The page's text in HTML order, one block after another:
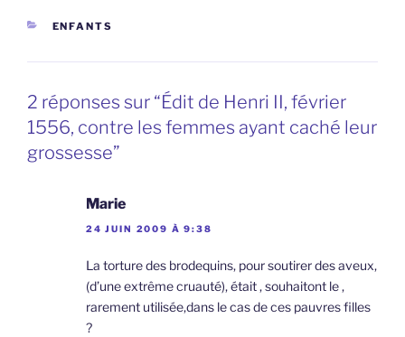
CATÉGORIES
ENFANTS
2 réponses sur “Édit de Henri II, février
1556, contre les femmes ayant caché leur
grossesse”
Marie
24 JUIN 2009 À 9:38
La torture des brodequins, pour soutirer des aveux,
(d’une extrême cruauté), était , souhaitont le ,
rarement utilisée,dans le cas de ces pauvres filles
?